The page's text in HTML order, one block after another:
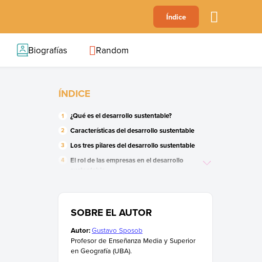
B C F
Índice
Biografías Random
ÍNDICE
¿Qué es el desarrollo sustentable?
Características del desarrollo sustentable
Los tres pilares del desarrollo sustentable
El rol de las empresas en el desarrollo
sustentable
sustentable
Los objetivos del desarrollo sostenible
SOBRE EL AUTOR
Autor:Gustavo Sposob
Profesor de Enseñanza Media y Superior
en Geografía (UBA).